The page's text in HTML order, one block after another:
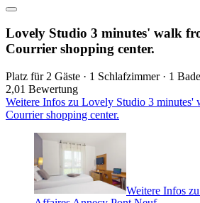
Lovely Studio 3 minutes' walk
Courrier shopping center.
Platz für 2 Gäste · 1 Schlafzimmer · 1
2,01 Bewertung
Weitere Infos zu Lovely Studio 3 minutes'
Courrier shopping center.
Weitere Infos